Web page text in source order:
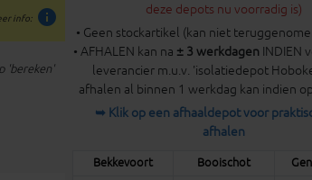
info
info:
'bereken'
deze depots nu voorradig is)
• Geen stockartikel (kan niet
• AFHALEN kan na ± 3 werkdagen INDIEN
leverancier m.u.v. 'isolatiedepot
afhalen al binnen 1 werkdag kan indien
➥ Klik op een afhaaldepot voor
afhalen
Bekkevoort Booischot